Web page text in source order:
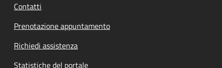
Contatti
Prenotazione appuntamento
Richiedi assistenza
Statistiche del portale